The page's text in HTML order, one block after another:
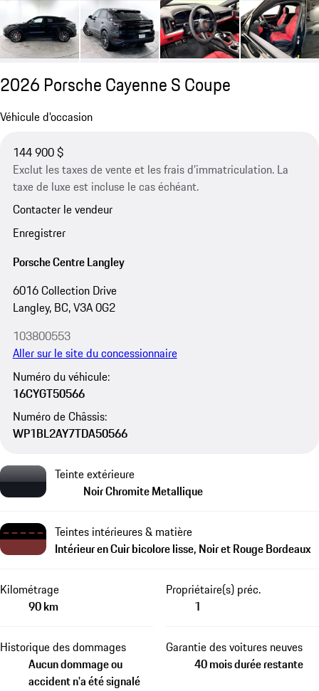
2026 Porsche Cayenne S Coupe
Véhicule d'occasion
144 900 $
Exclut les taxes de vente et les frais d’immatriculation. La
taxe de luxe est incluse le cas échéant.
Contacter le vendeur
Enregistrer
Porsche Centre Langley
6016 Collection Drive
Langley, BC, V3A 0G2
103800553
Aller sur le site du concessionnaire
Numéro du véhicule:
16CYGT50566
Numéro de Châssis:
WP1BL2AY7TDA50566
Teinte extérieure
Noir Chromite Metallique
Teintes intérieures & matière
Intérieur en Cuir bicolore lisse, Noir et Rouge Bordeaux
Kilométrage
90 km
Propriétaire(s) préc.
1
Historique des dommages
Aucun dommage ou
accident n'a été signalé
Garantie des voitures neuves
40 mois durée restante